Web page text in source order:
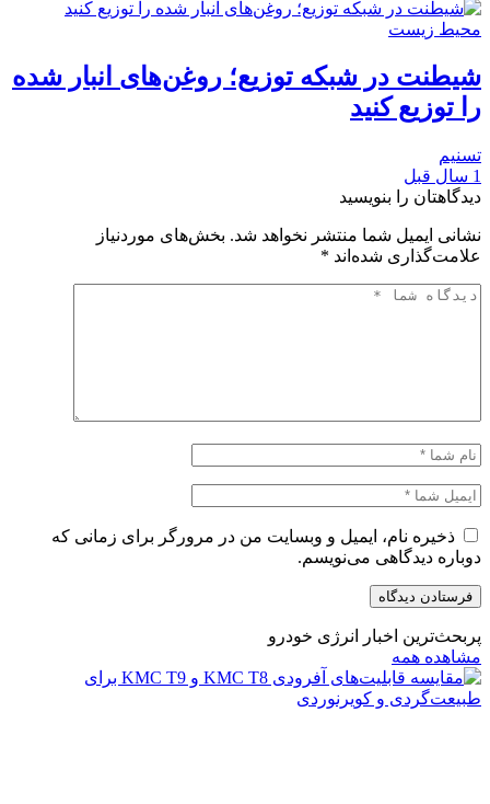
محیط زیست
شیطنت در شبکه توزیع؛ روغن‌های انبار شده
را توزیع کنید
تسنیم
1 سال قبل
دیدگاهتان را بنویسید
نشانی ایمیل شما منتشر نخواهد شد. بخش‌های موردنیاز
علامت‌گذاری شده‌اند *
ذخیره نام، ایمیل و وبسایت من در مرورگر برای زمانی که
دوباره دیدگاهی می‌نویسم.
پربحث‌ترین اخبار انرژی خودرو
مشاهده همه